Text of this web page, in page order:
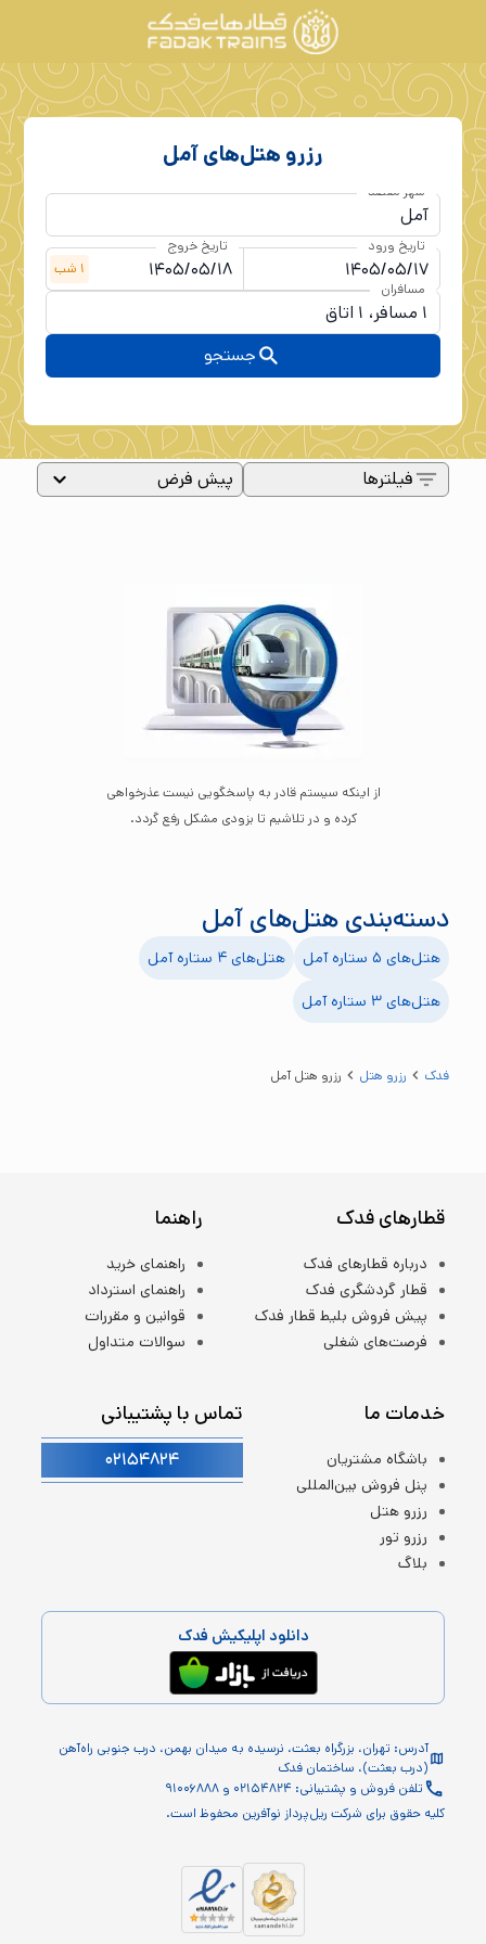
رزرو هتل‌هایآمل
شهر مقصد
تاریخ ورود
1 شب
تاریخ خروج
مسافران
جستجو
فیلترها پیش فرض
از اینکه سیستم قادر به پاسخگویی نیست عذرخواهی
کرده و در تلاشیم تا بزودی مشکل رفع گردد.
دسته‌بندی هتل‌هایآمل
هتل‌های ۵ ستاره آمل هتل‌های ۴ ستاره
آمل
هتل‌های ۳ ستاره
آمل
فدک رزرو هتل رزرو هتل آمل
قطارهای فدک
درباره قطارهای فدک
قطار گردشگری فدک
پیش فروش بلیط قطار فدک
فرصت‌های شغلی
راهنما
راهنمای خرید
راهنمای استرداد
قوانین و مقررات
سوالات متداول
خدمات ما
باشگاه مشتریان
پنل فروش بین‌المللی
رزرو هتل
رزرو تور
بلاگ
تماس با پشتیبانی
۰۲۱۵۴۸۲۴
دانلود اپلیکیش فدک
آدرس: تهران، بزرگراه بعثت، نرسیده به میدان بهمن، درب جنوبی راه‌آهن
(درب بعثت)، ساختمان فدک
تلفن فروش و پشتیبانی: ۰۲۱۵۴۸۲۴ و ۹۱۰۰۶۸۸۸
کلیه حقوق برای شرکت ریل‌پرداز نوآفرین محفوظ است.